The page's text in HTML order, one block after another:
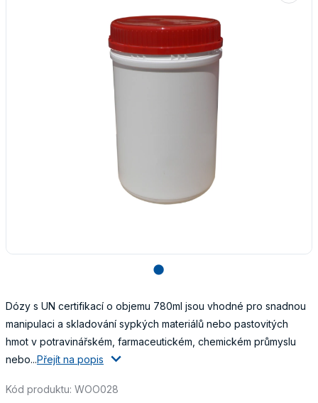
lens
Dózy s UN certifikací o objemu 780ml jsou vhodné pro snadnou
manipulaci a skladování sypkých materiálů nebo pastovitých
hmot v potravinářském, farmaceutickém, chemickém průmyslu
nebo...Přejít na popis
Kód produktu: WOO028